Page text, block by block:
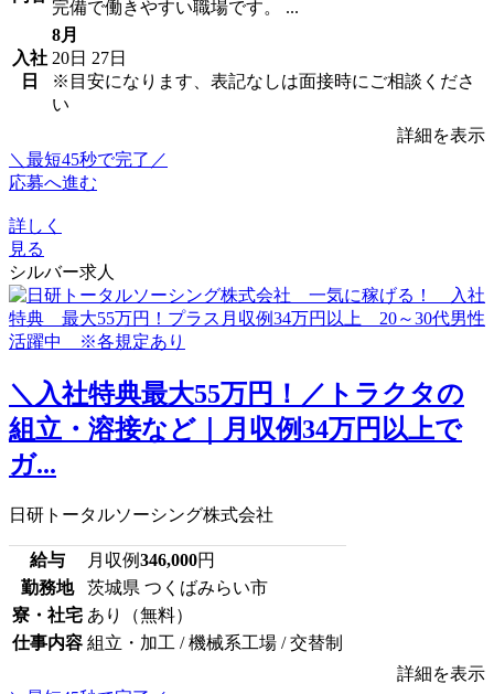
完備で働きやすい職場です。 ...
入社
日
8月
20日 27日
※目安になります、表記なしは面接時にご相談くださ
い
詳細を表示
＼最短45秒で完了／
応募へ進む
詳しく
見る
シルバー求人
＼入社特典最大55万円！／トラクタの
組立・溶接など｜月収例34万円以上で
ガ...
日研トータルソーシング株式会社
給与 月収例346,000円
勤務地
茨城県 つくばみらい市
寮・社宅 あり（無料）
仕事内容 組立・加工 / 機械系工場 / 交替制
詳細を表示